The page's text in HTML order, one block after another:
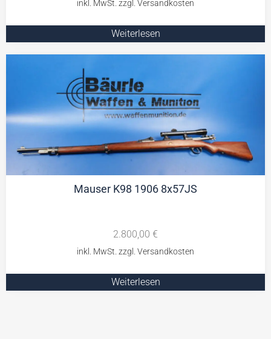
Weiterlesen
Mauser K98 1906 8x57JS
2.800,00 €
Weiterlesen